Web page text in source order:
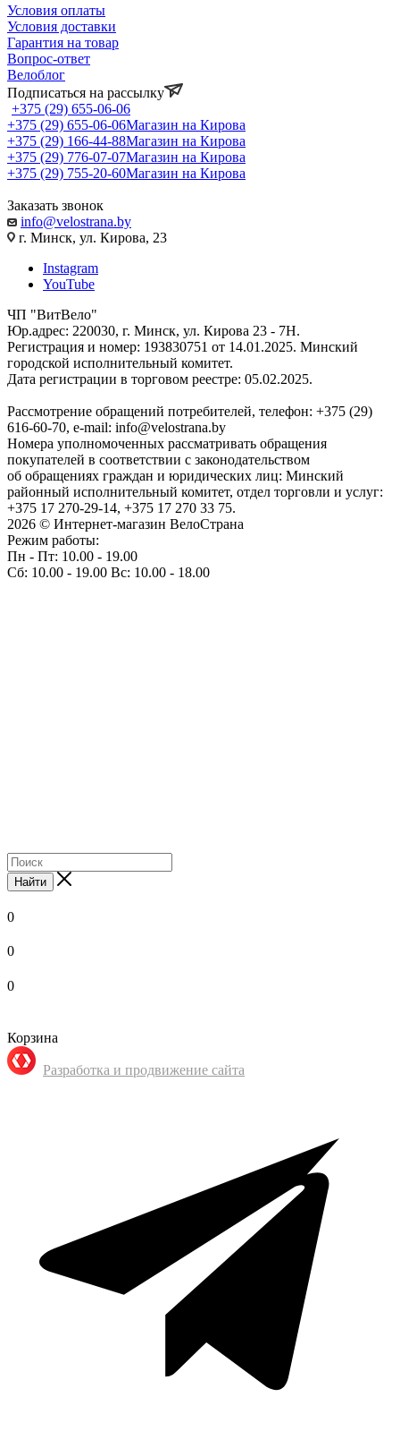
Условия оплаты
Условия доставки
Гарантия на товар
Вопрос-ответ
Велоблог
Подписаться на рассылку
+375 (29) 655-06-06
+375 (29) 655-06-06Магазин на Кирова
+375 (29) 166-44-88Магазин на Кирова
+375 (29) 776-07-07Магазин на Кирова
+375 (29) 755-20-60Магазин на Кирова
Заказать звонок
info@velostrana.by
г. Минск, ул. Кирова, 23
Instagram
YouTube
ЧП "ВитВело"
Юр.адрес: 220030, г. Минск, ул. Кирова 23 - 7Н.
Регистрация и номер: 193830751 от 14.01.2025. Минский
городской исполнительный комитет.
Дата регистрации в торговом реестре: 05.02.2025.
Рассмотрение обращений потребителей, телефон: +375 (29)
616-60-70, e-mail: info@velostrana.by
Номера уполномоченных рассматривать обращения
покупателей в соответствии с законодательством
об обращениях граждан и юридических лиц: Минский
районный исполнительный комитет, отдел торговли и услуг:
+375 17 270-29-14, +375 17 270 33 75.
2026 © Интернет-магазин ВелоСтрана
Режим работы:
Пн - Пт: 10.00 - 19.00
Сб: 10.00 - 19.00 Вс: 10.00 - 18.00
Найти
0
0
0
Корзина
Разработка и продвижение сайта